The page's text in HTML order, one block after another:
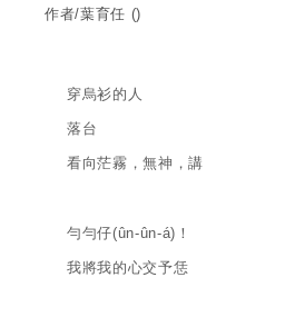
作者/葉育任 ()
穿烏衫的人
落台
看向茫霧，無神，講
勻勻仔(ûn-ûn-á)！
我將我的心交予恁